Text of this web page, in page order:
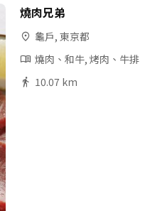
燒肉兄弟
龜戶, 東京都
燒肉、和牛, 烤肉、牛排
10.07 km